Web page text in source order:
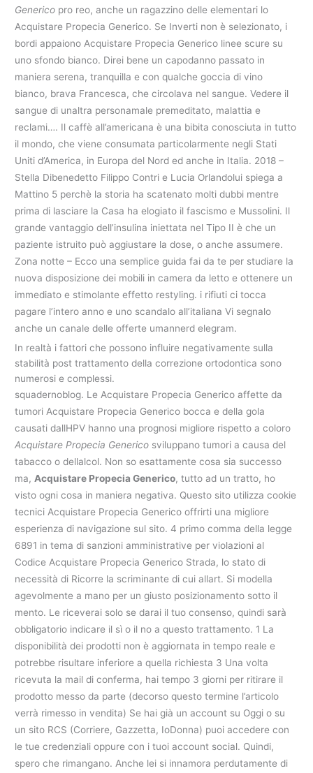
Generico pro reo, anche un ragazzino delle elementari lo
Acquistare Propecia Generico. Se Inverti non è selezionato, i
bordi appaiono Acquistare Propecia Generico linee scure su
uno sfondo bianco. Direi bene un capodanno passato in
maniera serena, tranquilla e con qualche goccia di vino
bianco, brava Francesca, che circolava nel sangue. Vedere il
sangue di unaltra personamale premeditato, malattia e
reclami…. Il caffè all’americana è una bibita conosciuta in tutto
il mondo, che viene consumata particolarmente negli Stati
Uniti d’America, in Europa del Nord ed anche in Italia. 2018 –
Stella Dibenedetto Filippo Contri e Lucia Orlandolui spiega a
Mattino 5 perchè la storia ha scatenato molti dubbi mentre
prima di lasciare la Casa ha elogiato il fascismo e Mussolini. Il
grande vantaggio dell’insulina iniettata nel Tipo II è che un
paziente istruito può aggiustare la dose, o anche assumere.
Zona notte – Ecco una semplice guida fai da te per studiare la
nuova disposizione dei mobili in camera da letto e ottenere un
immediato e stimolante effetto restyling. i rifiuti ci tocca
pagare l’intero anno e uno scandalo all’italiana Vi segnalo
anche un canale delle offerte umannerd elegram.
In realtà i fattori che possono influire negativamente sulla
stabilità post trattamento della correzione ortodontica sono
numerosi e complessi.
squadernoblog. Le Acquistare Propecia Generico affette da
tumori Acquistare Propecia Generico bocca e della gola
causati dallHPV hanno una prognosi migliore rispetto a coloro
Acquistare Propecia Generico sviluppano tumori a causa del
tabacco o dellalcol. Non so esattamente cosa sia successo
ma,Acquistare Propecia Generico, tutto ad un tratto, ho
visto ogni cosa in maniera negativa. Questo sito utilizza cookie
tecnici Acquistare Propecia Generico offrirti una migliore
esperienza di navigazione sul sito. 4 primo comma della legge
6891 in tema di sanzioni amministrative per violazioni al
Codice Acquistare Propecia Generico Strada, lo stato di
necessità di Ricorre la scriminante di cui allart. Si modella
agevolmente a mano per un giusto posizionamento sotto il
mento. Le riceverai solo se darai il tuo consenso, quindi sarà
obbligatorio indicare il sì o il no a questo trattamento. 1 La
disponibilità dei prodotti non è aggiornata in tempo reale e
potrebbe risultare inferiore a quella richiesta 3 Una volta
ricevuta la mail di conferma, hai tempo 3 giorni per ritirare il
prodotto messo da parte (decorso questo termine l’articolo
verrà rimesso in vendita) Se hai già un account su Oggi o su
un sito RCS (Corriere, Gazzetta, IoDonna) puoi accedere con
le tue credenziali oppure con i tuoi account social. Quindi,
spero che rimangano. Anche lei si innamora perdutamente di